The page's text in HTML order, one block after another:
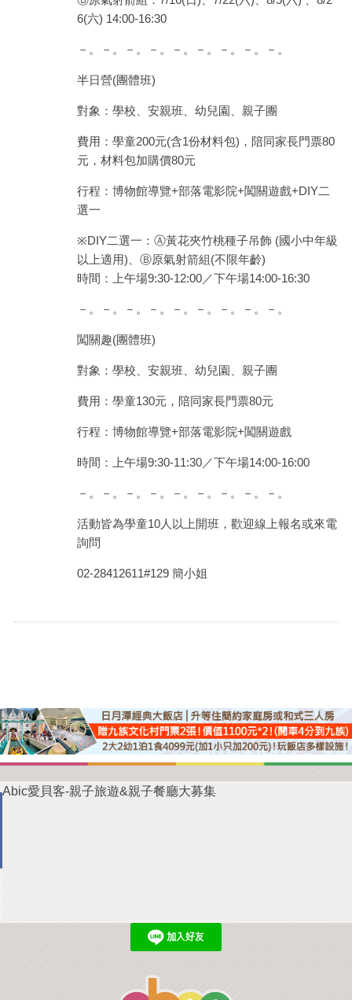
6(六) 14:00-16:30
－。－。－。－。－。－。－。－。－。
半日營(團體班)
對象：學校、安親班、幼兒園、親子團
費用：學童200元(含1份材料包)，陪同家長門票80
元，材料包加購價80元
行程：博物館導覽+部落電影院+闖關遊戲+DIY二
選一
※DIY二選一：Ⓐ黃花夾竹桃種子吊飾 (國小中年級
以上適用)、Ⓑ原氣射箭組(不限年齡)
時間：上午場9:30-12:00／下午場14:00-16:30
－。－。－。－。－。－。－。－。－。
闖關趣(團體班)
對象：學校、安親班、幼兒園、親子團
費用：學童130元，陪同家長門票80元
行程：博物館導覽+部落電影院+闖關遊戲
時間：上午場9:30-11:30／下午場14:00-16:00
－。－。－。－。－。－。－。－。－。
活動皆為學童10人以上開班，歡迎線上報名或來電
詢問
02-28412611#129 簡小姐
Abic愛貝客-親子旅遊&親子餐廳大募集